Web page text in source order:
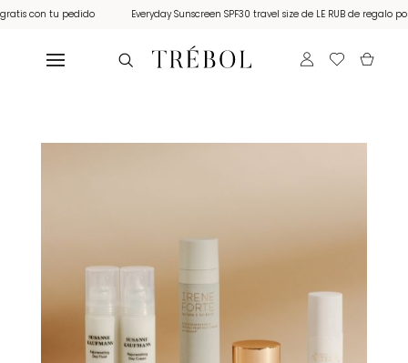
con tu pedido Everyday Sunscreen SPF30 travel size de LE RUB de regalo por